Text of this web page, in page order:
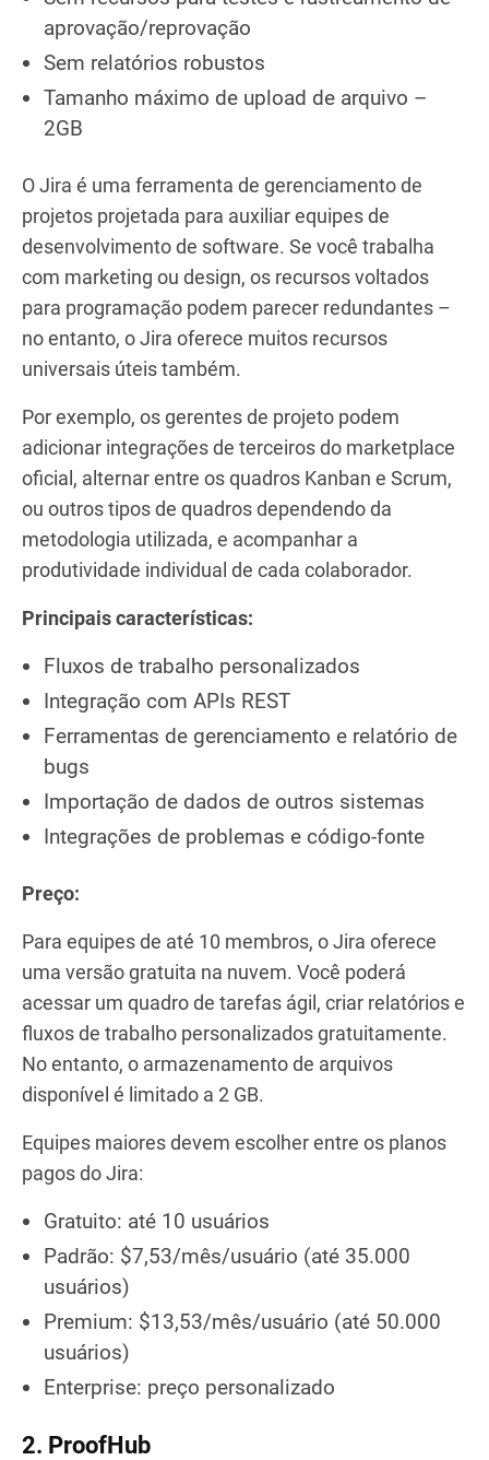
aprovação/reprovação
Sem relatórios robustos
Tamanho máximo de upload de arquivo –
2GB
O Jira é uma ferramenta de gerenciamento de
projetos projetada para auxiliar equipes de
desenvolvimento de software. Se você trabalha
com marketing ou design, os recursos voltados
para programação podem parecer redundantes –
no entanto, o Jira oferece muitos recursos
universais úteis também.
Por exemplo, os gerentes de projeto podem
adicionar integrações de terceiros do marketplace
oficial, alternar entre os quadros Kanban e Scrum,
ou outros tipos de quadros dependendo da
metodologia utilizada, e acompanhar a
produtividade individual de cada colaborador.
Principais características:
Fluxos de trabalho personalizados
Integração com APIs REST
Ferramentas de gerenciamento e relatório de
bugs
Importação de dados de outros sistemas
Integrações de problemas e código-fonte
Preço:
Para equipes de até 10 membros, o Jira oferece
uma versão gratuita na nuvem. Você poderá
acessar um quadro de tarefas ágil, criar relatórios e
fluxos de trabalho personalizados gratuitamente.
No entanto, o armazenamento de arquivos
disponível é limitado a 2 GB.
Equipes maiores devem escolher entre os planos
pagos do Jira:
Gratuito: até 10 usuários
Padrão: $7,53/mês/usuário (até 35.000
usuários)
Premium: $13,53/mês/usuário (até 50.000
usuários)
Enterprise: preço personalizado
2. ProofHub